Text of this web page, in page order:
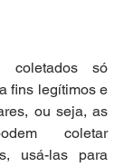
só
fins legítimos e
ou seja, as
coletar
usá-las para